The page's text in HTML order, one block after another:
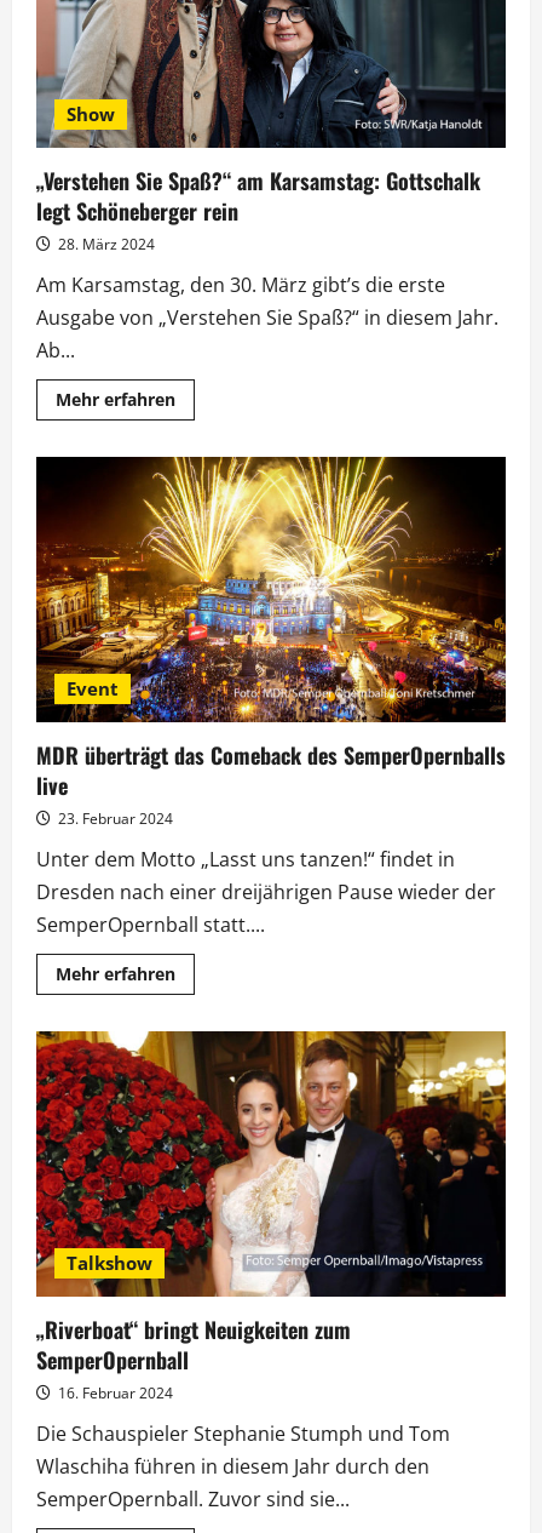
Show
„Verstehen Sie Spaß?“ am Karsamstag: Gottschalk
legt Schöneberger rein
28. März 2024
Am Karsamstag, den 30. März gibt’s die erste
Ausgabe von „Verstehen Sie Spaß?“ in diesem Jahr.
Ab...
Mehr erfahrenMehr
Informationen
Sie
Spaß?“
am
Karsamstag:
Gottschalk
legt
Schöneberger
rein
Event
MDR überträgt das Comeback des SemperOpernballs
live
23. Februar 2024
Unter dem Motto „Lasst uns tanzen!“ findet in
Dresden nach einer dreijährigen Pause wieder der
SemperOpernball statt....
Mehr erfahrenMehr
Informationen
überträgt
das
Comeback
des
SemperOpernballs
live
Talkshow
„Riverboat“ bringt Neuigkeiten zum
SemperOpernball
16. Februar 2024
Die Schauspieler Stephanie Stumph und Tom
Wlaschiha führen in diesem Jahr durch den
SemperOpernball. Zuvor sind sie...